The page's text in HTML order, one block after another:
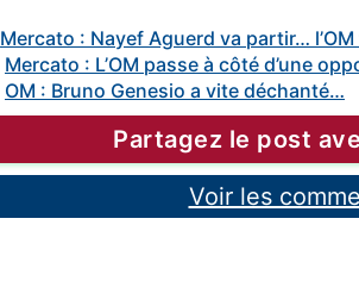
Mercato : Nayef Aguerd va partir…
Mercato : L’OM passe à côté d’une
OM : Bruno Genesio a vite déchanté…
Partagez le post
Voir les